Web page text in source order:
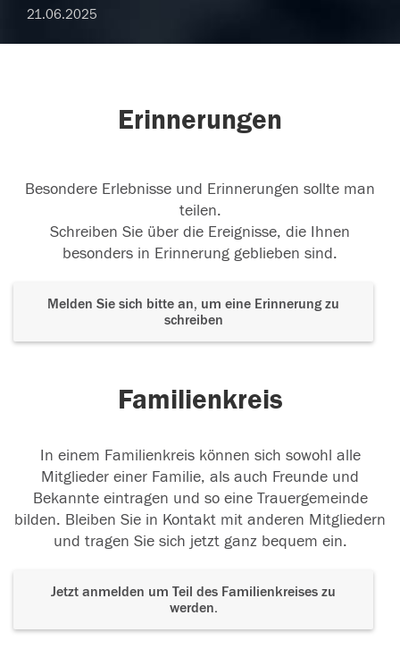
21.06.2025
Erinnerungen
Besondere Erlebnisse und Erinnerungen sollte man
teilen.
Schreiben Sie über die Ereignisse, die Ihnen
besonders in Erinnerung geblieben sind.
Melden Sie sich bitte an, um eine Erinnerung zu
schreiben
Familienkreis
In einem Familienkreis können sich sowohl alle
Mitglieder einer Familie, als auch Freunde und
Bekannte eintragen und so eine Trauergemeinde
bilden. Bleiben Sie in Kontakt mit anderen Mitgliedern
und tragen Sie sich jetzt ganz bequem ein.
Jetzt anmelden um Teil des Familienkreises zu
werden.